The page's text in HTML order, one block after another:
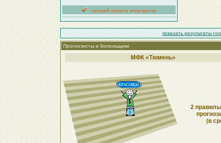
- лучший игрок в этом матче
показать результаты
Прогнозисты и болельщики
МФК «Тюмень»
2
(в